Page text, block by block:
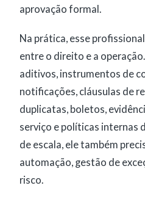
aprovação formal.
Na prática, esse
entre o direito e a
aditivos, instrumentos de
notificações, cláusulas de
duplicatas, boletos,
serviço e políticas internas
de escala, ele também
automação, gestão de
risco.